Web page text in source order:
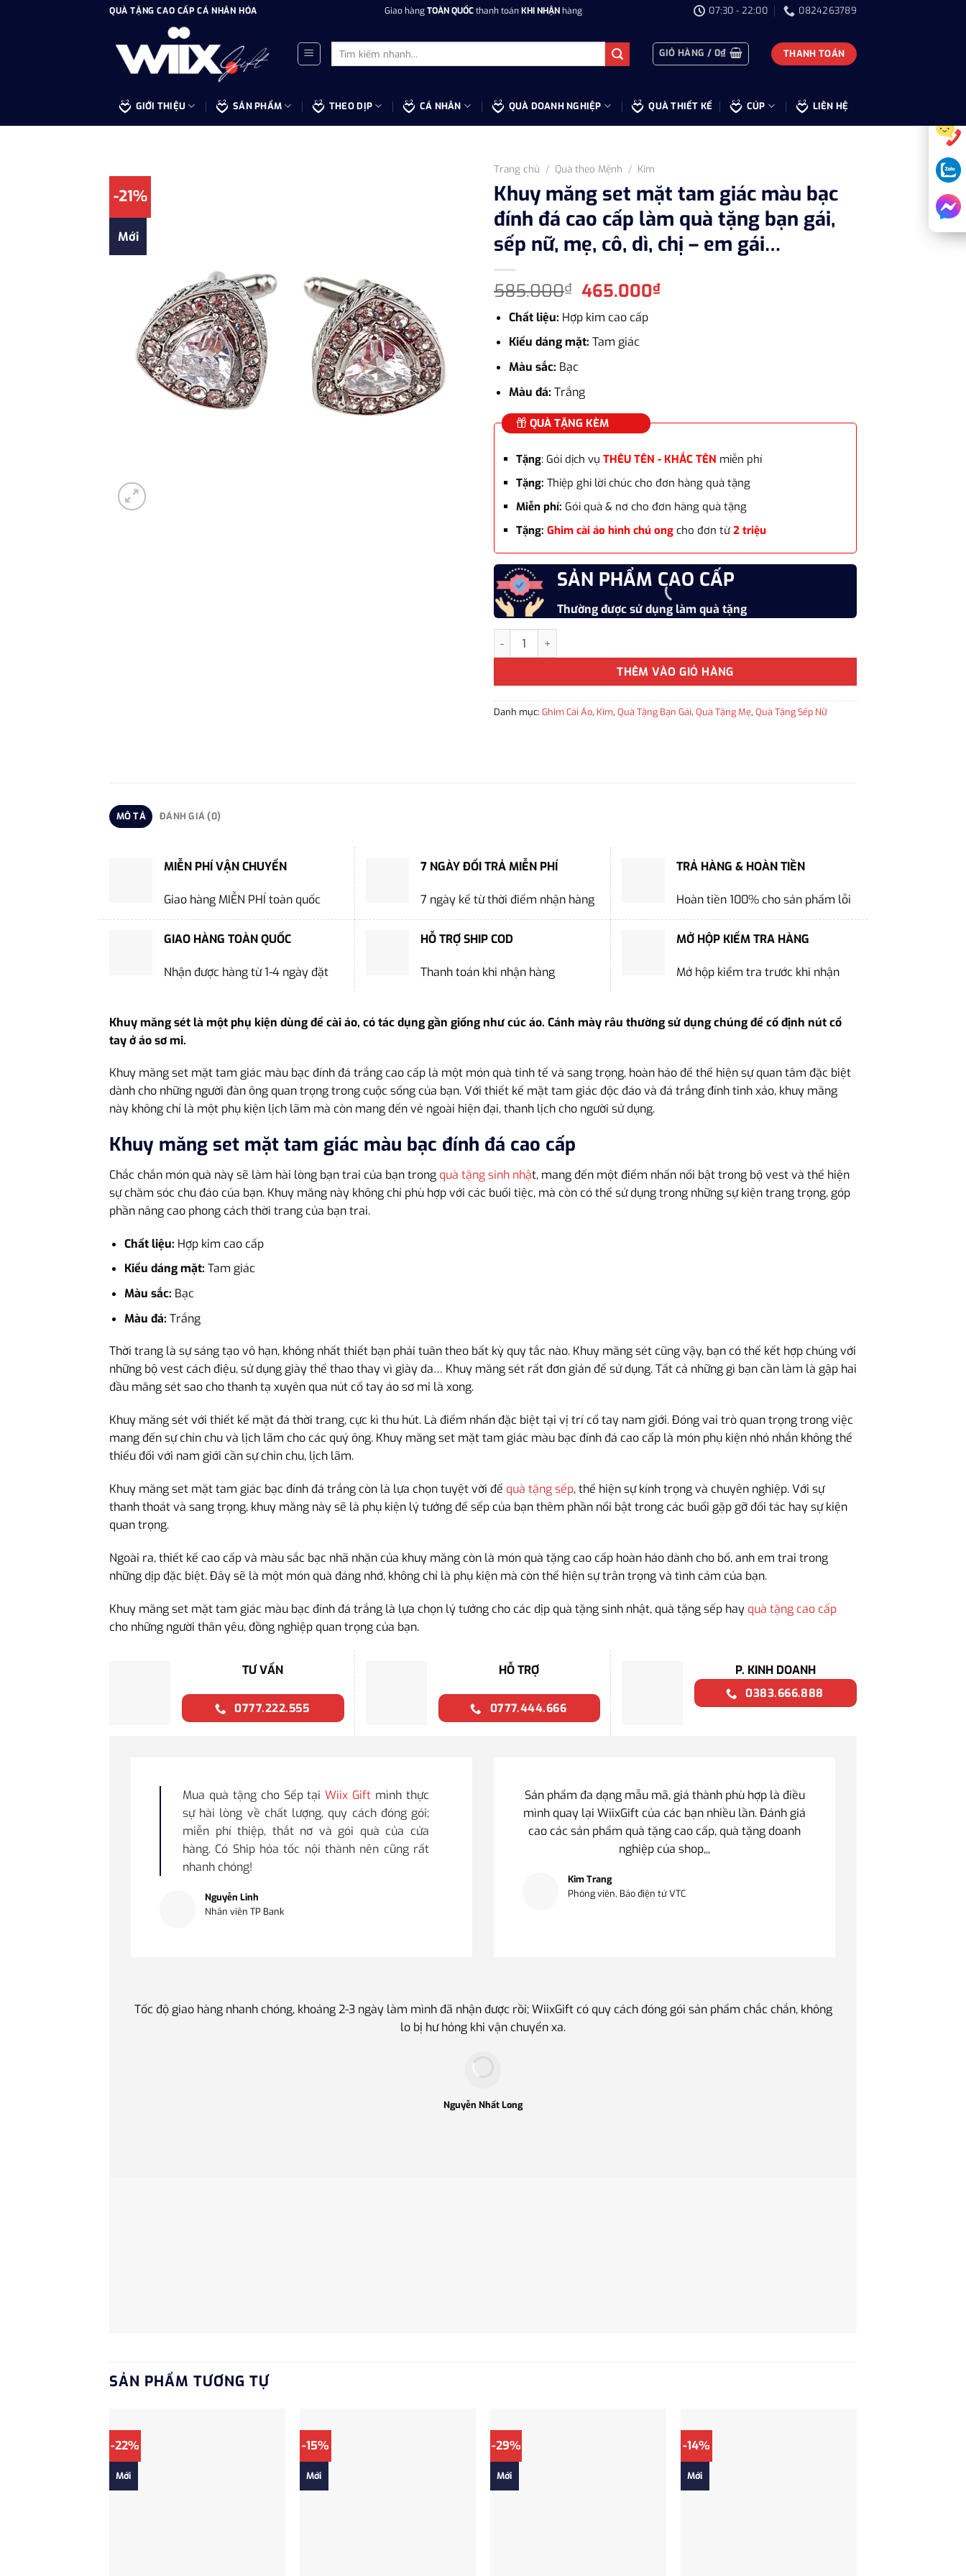
QUÀ TẶNG CAO CẤP CÁ NHÂN HÓA Giao hàngTOÀN QUỐCthanh toánKHI NHẬNhàng 07:30 - 22:00 0824263789
Tìm
kiếm:
GIỎ HÀNG / 0₫ THANH TOÁN
GIỚI THIỆU SẢN PHẨM THEO DỊP CÁ NHÂN QUÀ DOANH NGHIỆP QUÀ THIẾT KẾ CÚP LIÊN HỆ
-21%
Mới
Trang chủ / Quà theo Mệnh / Kim
Khuy măng set mặt tam giác màu bạc
đính đá cao cấp làm quà tặng bạn gái,
sếp nữ, mẹ, cô, dì, chị – em gái…
585.000₫ Giá
gốc
là:
585.000₫.
465.000₫Giá
Chất liệu: Hợp kim cao cấp
Kiểu dáng mặt: Tam giác
Màu sắc: Bạc
Màu đá: Trắng
QUÀ TẶNG KÈM
Tặng: Gói dịch vụ THÊU TÊN - KHẮC TÊN miễn phí
Tặng: Thiệp ghi lời chúc cho đơn hàng quà tặng
Miễn phí: Gói quà & nơ cho đơn hàng quà tặng
Tặng: Ghim cài áo hình chú ongcho đơn từ 2 triệu
SẢN PHẨM CAO CẤP
Thường được sử dụng làm quà tặng
Khuy măng set mặt tam giác màu bạc đính đá cao cấp làm quà tặng bạn gái, sếp nữ, mẹ, cô, dì,
THÊM VÀO GIỎ HÀNG
Danh mục: Ghim Cài Áo, Kim, Quà Tặng Bạn Gái, Quà Tặng Mẹ, Quà Tặng Sếp Nữ
MÔ TẢ ĐÁNH GIÁ (0)
MIỄN PHÍ VẬN CHUYỂN
Giao hàng MIỄN PHÍ toàn quốc
7 NGÀY ĐỔI TRẢ MIỄN PHÍ
7 ngày kể từ thời điểm nhận hàng
TRẢ HÀNG & HOÀN TIỀN
Hoàn tiền 100% cho sản phẩm lỗi
GIAO HÀNG TOÀN QUỐC
Nhận được hàng từ 1-4 ngày đặt
HỖ TRỢ SHIP COD
Thanh toán khi nhận hàng
MỞ HỘP KIỂM TRA HÀNG
Mở hộp kiểm tra trước khi nhận
Khuy măng sét là một phụ kiện dùng để cài áo, có tác dụng gần giống như cúc áo. Cánh mày râu thường sử dụng chúng để cố định nút cổ
tay ở áo sơ mi.
Khuy măng set mặt tam giác màu bạc đính đá trắng cao cấp là một món quà tinh tế và sang trọng, hoàn hảo để thể hiện sự quan tâm đặc biệt
dành cho những người đàn ông quan trọng trong cuộc sống của bạn. Với thiết kế mặt tam giác độc đáo và đá trắng đính tinh xảo, khuy măng
này không chỉ là một phụ kiện lịch lãm mà còn mang đến vẻ ngoài hiện đại, thanh lịch cho người sử dụng.
Khuy măng set mặt tam giác màu bạc đính đá cao cấp
Chắc chắn món quà này sẽ làm hài lòng bạn trai của bạn trong quà tặng sinh nhật, mang đến một điểm nhấn nổi bật trong bộ vest và thể hiện
sự chăm sóc chu đáo của bạn. Khuy măng này không chỉ phù hợp với các buổi tiệc, mà còn có thể sử dụng trong những sự kiện trang trọng, góp
phần nâng cao phong cách thời trang của bạn trai.
Chất liệu: Hợp kim cao cấp
Kiểu dáng mặt: Tam giác
Màu sắc: Bạc
Màu đá: Trắng
Thời trang là sự sáng tạo vô hạn, không nhất thiết bạn phải tuân theo bất kỳ quy tắc nào. Khuy măng sét cũng vậy, bạn có thể kết hợp chúng với
những bộ vest cách điệu, sử dụng giày thể thao thay vì giày da… Khuy măng sét rất đơn giản để sử dụng. Tất cả những gì bạn cần làm là gập hai
đầu măng sét sao cho thanh tạ xuyên qua nút cổ tay áo sơ mi là xong.
Khuy măng sét với thiết kế mặt đá thời trang, cực kì thu hút. Là điểm nhấn đặc biệt tại vị trí cổ tay nam giới. Đóng vai trò quan trọng trong việc
mang đến sự chỉn chu và lịch lãm cho các quý ông. Khuy măng set mặt tam giác màu bạc đính đá cao cấp là món phụ kiện nhỏ nhắn không thể
thiếu đối với nam giới cần sự chỉn chu, lịch lãm.
Khuy măng set mặt tam giác bạc đính đá trắng còn là lựa chọn tuyệt vời để quà tặng sếp, thể hiện sự kính trọng và chuyên nghiệp. Với sự
thanh thoát và sang trọng, khuy măng này sẽ là phụ kiện lý tưởng để sếp của bạn thêm phần nổi bật trong các buổi gặp gỡ đối tác hay sự kiện
quan trọng.
Ngoài ra, thiết kế cao cấp và màu sắc bạc nhã nhặn của khuy măng còn là món quà tặng cao cấp hoàn hảo dành cho bố, anh em trai trong
những dịp đặc biệt. Đây sẽ là một món quà đáng nhớ, không chỉ là phụ kiện mà còn thể hiện sự trân trọng và tình cảm của bạn.
Khuy măng set mặt tam giác màu bạc đính đá trắng là lựa chọn lý tưởng cho các dịp quà tặng sinh nhật, quà tặng sếp hay quà tặng cao cấp
cho những người thân yêu, đồng nghiệp quan trọng của bạn.
TƯ VẤN
0777.222.555
HỖ TRỢ
0777.444.666
P. KINH DOANH
0383.666.888
Mua quà tặng cho Sếp tạiWiix Gift mình thực
sự hài lòng về chất lượng, quy cách đóng gói;
miễn phí thiệp, thắt nơ và gói quà của cửa
hàng. Có Ship hỏa tốc nội thành nên cũng rất
nhanh chóng!
Nguyễn Linh
Nhân viên TP Bank
Sản phẩm đa dạng mẫu mã, giá thành phù hợp là điều
mình quay lại WiixGift của các bạn nhiều lần. Đánh giá
cao các sản phẩm quà tặng cao cấp, quà tặng doanh
nghiệp của shop,,,
Kim Trang
Phóng viên, Báo điện tử VTC
Tốc độ giao hàng nhanh chóng, khoảng 2-3 ngày làm mình đã nhận được rồi; WiixGift có quy cách đóng gói sản phẩm chắc chắn, không
lo bị hư hỏng khi vận chuyển xa.
Nguyễn Nhất Long
SẢN PHẨM TƯƠNG TỰ
-22%
Mới
-15%
Mới
-29%
Mới
-14%
Mới